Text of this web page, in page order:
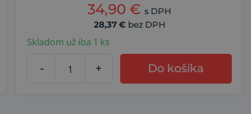
34,90 € s DPH
28,37 € bez DPH
Skladom už iba 1 ks
- + Do košíka